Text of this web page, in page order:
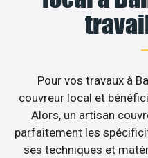
Pour vos travaux à
couvreur local et
Alors, un artisan
parfaitement les
ses techniques et